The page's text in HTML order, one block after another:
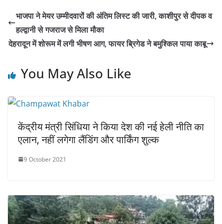
भाजपा ने मेयर उम्मीदवारों की अंतिम लिस्ट की जारी, काशीपुर से दीपक व
हल्द्वानी से गजराज से मिला मौका
देहरादून में शोरूम में लगी भीषण आग, फायर ब्रिगेड ने बमुश्किल पाया काबू
You May Also Like
केंद्रीय मंत्री सिंधिया ने किया देश की नई हेली नीति का
एलान, नहीं लगेगा लैंडिंग और पार्किंग शुल्क
9 October 2021